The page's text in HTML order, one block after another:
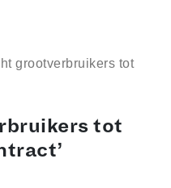
groot­ver­brui­kers tot
tot